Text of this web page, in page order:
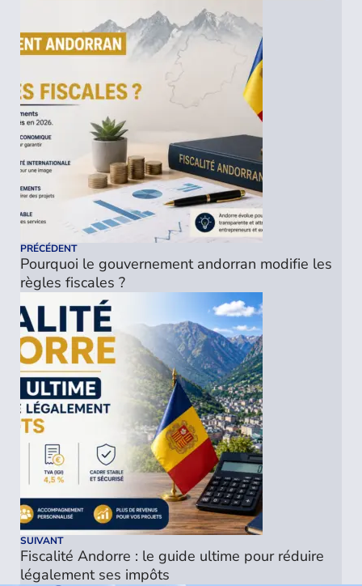
PRÉCÉDENT
Pourquoi le gouvernement andorran modifie les
règles fiscales ?
SUIVANT
Fiscalité Andorre : le guide ultime pour réduire
légalement ses impôts